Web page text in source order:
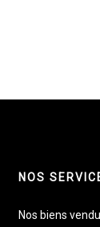
NOS
Nos biens